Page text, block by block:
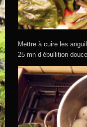
Mettre à cuire les
25 mn d’ébullition